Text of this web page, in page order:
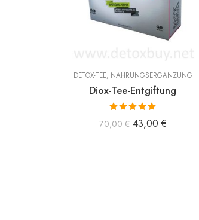
DETOX-TEE, NAHRUNGSERGÄNZUNG
Diox-Tee-Entgiftung
Bewertet mit
von 5
70,00€ 43,00 €